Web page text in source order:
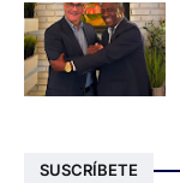
SUSCRÍBETE